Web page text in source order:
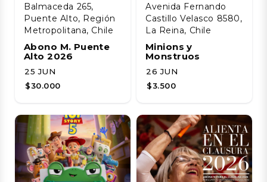
Balmaceda 265,
Puente Alto, Región
Metropolitana, Chile
Abono M. Puente
Alto 2026
25 JUN
$30.000
Avenida Fernando
Castillo Velasco 8580,
La Reina, Chile
Minions y
Monstruos
26 JUN
$3.500